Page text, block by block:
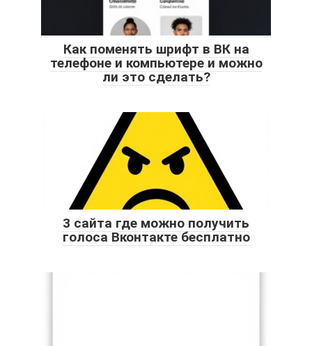
Как поменять шрифт в ВК на
телефоне и компьютере и можно
ли это сделать?
3 сайта где можно получить
голоса Вконтакте бесплатно